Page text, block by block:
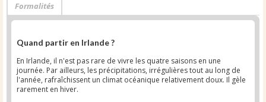
Formalités
Quand partir en Irlande ?
En Irlande, il n'est pas rare de vivre les quatre saisons en une
journée. Par ailleurs, les précipitations, irrégulières tout au long de
l'année, rafraîchissent un climat océanique relativement doux. Il gèle
rarement en hiver.